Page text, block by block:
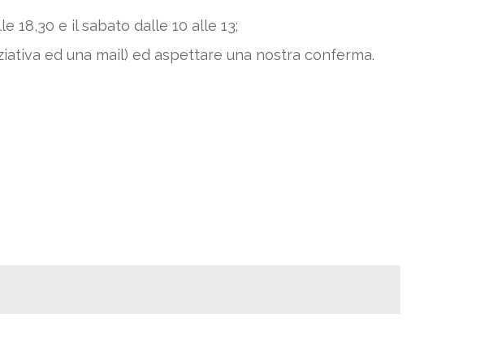
18,30 e il sabato dalle 10 alle 13;
ed una mail) ed aspettare una nostra conferma.